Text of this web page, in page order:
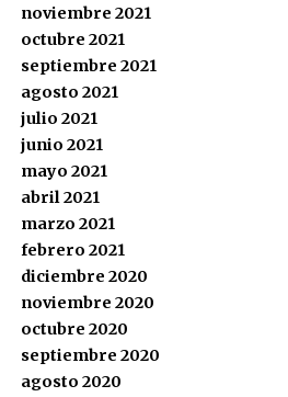
noviembre 2021
octubre 2021
septiembre 2021
agosto 2021
julio 2021
junio 2021
mayo 2021
abril 2021
marzo 2021
febrero 2021
diciembre 2020
noviembre 2020
octubre 2020
septiembre 2020
agosto 2020